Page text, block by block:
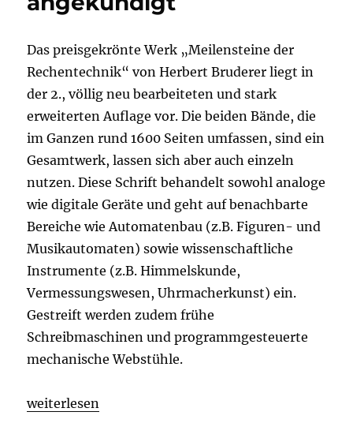
Das preisgekrönte Werk „Meilensteine der
Rechentechnik“ von Herbert Bruderer liegt in
der 2., völlig neu bearbeiteten und stark
erweiterten Auflage vor. Die beiden Bände, die
im Ganzen rund 1600 Seiten umfassen, sind ein
Gesamtwerk, lassen sich aber auch einzeln
nutzen. Diese Schrift behandelt sowohl analoge
wie digitale Geräte und geht auf benachbarte
Bereiche wie Automatenbau (z.B. Figuren- und
Musikautomaten) sowie wissenschaftliche
Instrumente (z.B. Himmelskunde,
Vermessungswesen, Uhrmacherkunst) ein.
Gestreift werden zudem frühe
Schreibmaschinen und programmgesteuerte
mechanische Webstühle.
weiterlesen